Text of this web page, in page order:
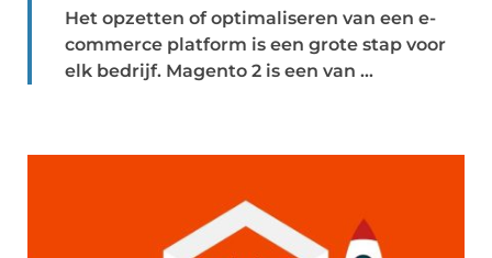
Het opzetten of optimaliseren van een e-
commerce platform is een grote stap voor
elk bedrijf. Magento 2 is een van ...